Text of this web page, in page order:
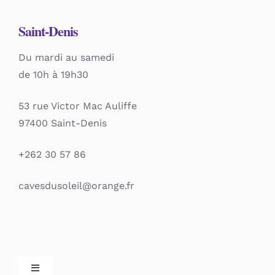
Saint-Denis
Du mardi au samedi
de 10h à 19h30
53 rue Victor Mac Auliffe
97400 Saint-Denis
+262 30 57 86
cavesdusoleil@orange.fr